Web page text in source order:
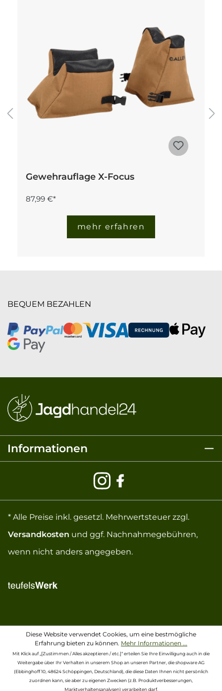
Gewehrauflage X-Focus
87,99 €*
mehr erfahren
BEQUEM BEZAHLEN
Informationen
* Alle Preise inkl. gesetzl. Mehrwertsteuer zzgl.
Versandkosten und ggf. Nachnahmegebühren,
wenn nicht anders angegeben.
Diese Website verwendet Cookies, um eine bestmögliche
Erfahrung bieten zu können. Mehr Informationen ...
Mit Klick auf „[Zustimmen / Alles akzeptieren / etc.]“ erteilen Sie Ihre Einwilligung auch in die
Weitergabe über Ihr Verhalten in unserem Shop an unseren Partner, die shopware AG
(Ebbinghoff 10, 48624 Schöppingen, Deutschland), die diese Daten Ihnen nicht persönlich
zuordnen kann, sie aber zu eigenen Zwecken (z.B. Produktverbesserungen,
Marktverhaltensanalysen) verarbeiten darf.